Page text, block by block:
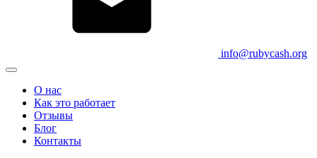
info@rubycash.org
О нас
Как это работает
Отзывы
Блог
Контакты